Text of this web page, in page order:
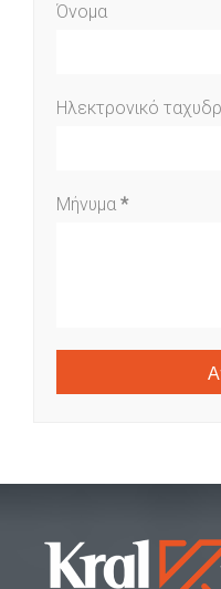
Όνομα
Ηλεκτρονικό
Μήνυμα *